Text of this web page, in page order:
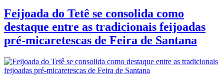
Feijoada do Tetê se consolida como
destaque entre as tradicionais feijoadas
pré-micaretescas de Feira de Santana